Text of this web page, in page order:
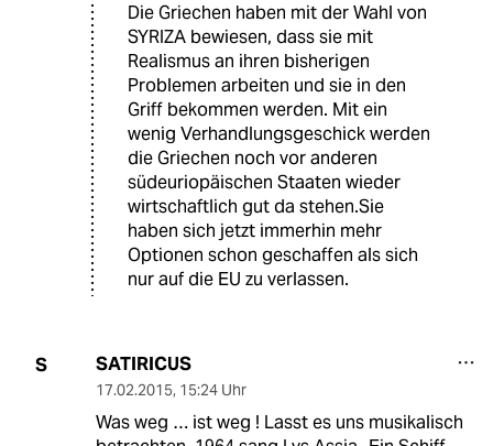
Die Griechen haben mit der Wahl von
SYRIZA bewiesen, dass sie mit
Realismus an ihren bisherigen
Problemen arbeiten und sie in den
Griff bekommen werden. Mit ein
wenig Verhandlungsgeschick werden
die Griechen noch vor anderen
südeuriopäischen Staaten wieder
wirtschaftlich gut da stehen.Sie
haben sich jetzt immerhin mehr
Optionen schon geschaffen als sich
nur auf die EU zu verlassen.
S SATIRICUS
17.02.2015, 15:24 Uhr
Was weg … ist weg ! Lasst es uns musikalisch